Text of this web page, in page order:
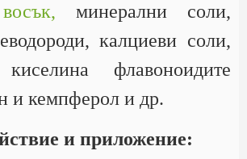
восък, минерални соли,
калциеви соли,
флавоноидите
и кемпферол и др.
и приложение: